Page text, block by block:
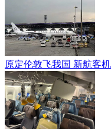
原定伦敦飞我国 新航客